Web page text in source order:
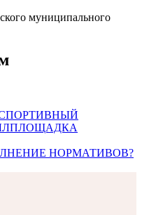
муниципального
СПОРТИВНЫЙ
НОРМАТИВОВ?